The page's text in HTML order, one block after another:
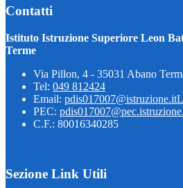
Contatti
Istituto Istruzione Superiore Leon
Terme
Via Pillon, 4 - 35031 Abano
Tel: 049 812424
Email: pdis017007@istruzione.it
PEC:
C.F.: 80016340285
Sezione Link Utili